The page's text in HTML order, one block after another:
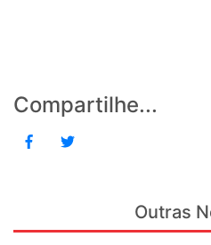
Compartilhe...
Outras